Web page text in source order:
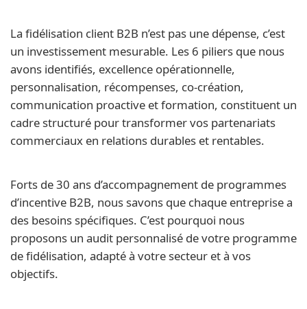
La fidélisation client B2B n’est pas une dépense, c’est
un investissement mesurable. Les 6 piliers que nous
avons identifiés, excellence opérationnelle,
personnalisation, récompenses, co-création,
communication proactive et formation, constituent un
cadre structuré pour transformer vos partenariats
commerciaux en relations durables et rentables.
Forts de 30 ans d’accompagnement de programmes
d’incentive B2B, nous savons que chaque entreprise a
des besoins spécifiques. C’est pourquoi nous
proposons un audit personnalisé de votre programme
de fidélisation, adapté à votre secteur et à vos
objectifs.